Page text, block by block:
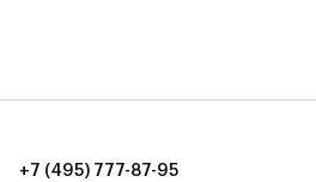
+7 (495) 777-87-95